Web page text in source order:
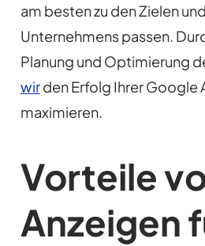
am besten zu den Zielen
Unternehmens passen.
Planung und Optimierung
wirden Erfolg Ihrer Google
maximieren.
Vorteile
Anzeigen